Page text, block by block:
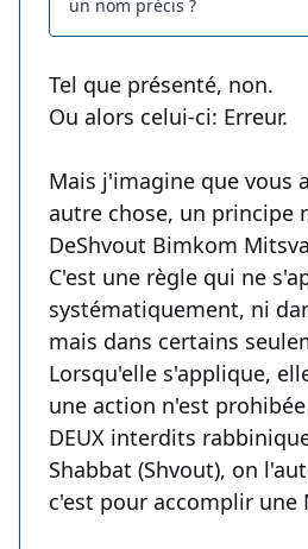
un nom précis ?
Tel que présenté, non.
Ou alors celui-ci: Erreur.
Mais j'imagine que vous
autre chose, un principe
DeShvout Bimkom
C'est une règle qui ne
systématiquement, ni
mais dans certains
Lorsqu'elle s'applique,
une action n'est
DEUX interdits
Shabbat (Shvout), on
c'est pour accomplir une